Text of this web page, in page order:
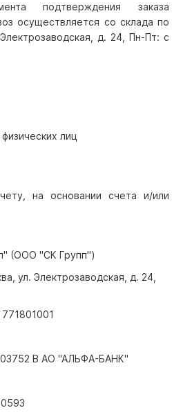
подтверждения заказа
осуществляется со склада по
д. 24, Пн-Пт: с
на основании счета и/или
(ООО "СК Групп")
ул. Электрозаводская, д. 24,
В АО "АЛЬФА-БАНК"